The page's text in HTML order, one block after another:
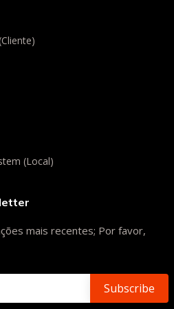
(Local)
mais recentes; Por favor,